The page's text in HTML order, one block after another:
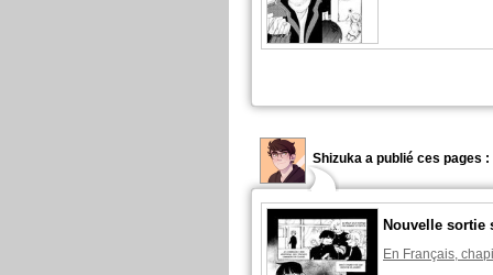
Shizuka a publié ces pages :
Nouvelle sortie
En Français,